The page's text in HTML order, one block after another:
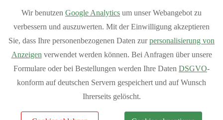
Bequemer Online-Kauf
Bundesweite Lieferung
Individuelle Planung Ihres Projektes
Kostenlose Beratung und Angebotserstellung
Telefonservice durch unser geschultes Fachpersonal
Passgenauigkeit da alle Teile aus unserem Haus
Großes Lager dadurch kurze Lieferzeiten
Finanzierung/Ratenkauf möglich
Mehr Vorteileanzeigen
Holzart
Wir benutzen Google Analytics um unser Webangebot zu
verbessern und auszuwerten. Mit der Einwilligung akzeptieren
Sie, dass Ihre personenbezogenen Daten zurpersonalisierung von
Anzeigenverwendet werden können. Bei Anfragen über unsere
Formulare oder bei Bestellungen werden Ihre Daten DSGVO-
konform auf deutschen Servern gespeichert und auf Wunsch
Ihrerseits gelöscht.